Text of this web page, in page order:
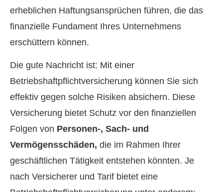
erheblichen Haftungsansprüchen führen, die das
finanzielle Fundament Ihres Unternehmens
erschüttern können.
Die gute Nachricht ist: Mit einer
Betriebshaftpflichtversicherung können Sie sich
effektiv gegen solche Risiken absichern. Diese
Versicherung bietet Schutz vor den finanziellen
Folgen von Per­sonen-, Sach- und
Vermögensschäden, die im Rahmen Ihrer
geschäftlichen Tätigkeit entstehen könnten. Je
nach Versicherer und Tarif bietet eine